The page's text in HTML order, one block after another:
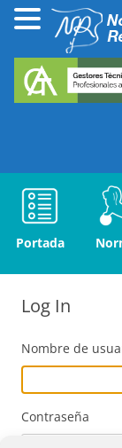
Portada
Log In
Nombre de
Contraseña